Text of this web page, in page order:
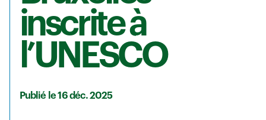
inscrite à
l’UNESCO
Publié le 16 déc. 2025